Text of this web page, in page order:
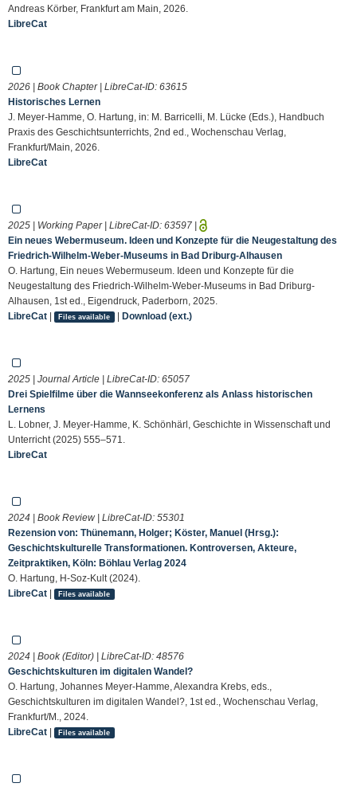
Andreas Körber, Frankfurt am Main, 2026.
LibreCat
2026 | Book Chapter | LibreCat-ID: 63615
Historisches Lernen
J. Meyer-Hamme, O. Hartung, in: M. Barricelli, M. Lücke (Eds.), Handbuch
Praxis des Geschichtsunterrichts, 2nd ed., Wochenschau Verlag,
Frankfurt/Main, 2026.
LibreCat
2025 | Working Paper | LibreCat-ID: 63597 |
Ein neues Webermuseum. Ideen und Konzepte für die Neugestaltung des
Friedrich-Wilhelm-Weber-Museums in Bad Driburg-Alhausen
O. Hartung, Ein neues Webermuseum. Ideen und Konzepte für die
Neugestaltung des Friedrich-Wilhelm-Weber-Museums in Bad Driburg-
Alhausen, 1st ed., Eigendruck, Paderborn, 2025.
LibreCat | Files available | Download (ext.)
2025 | Journal Article | LibreCat-ID: 65057
Drei Spielfilme über die Wannseekonferenz als Anlass historischen
Lernens
L. Lobner, J. Meyer-Hamme, K. Schönhärl, Geschichte in Wissenschaft und
Unterricht (2025) 555–571.
LibreCat
2024 | Book Review | LibreCat-ID: 55301
Rezension von: Thünemann, Holger; Köster, Manuel (Hrsg.):
Geschichtskulturelle Transformationen. Kontroversen, Akteure,
Zeitpraktiken, Köln: Böhlau Verlag 2024
O. Hartung, H-Soz-Kult (2024).
LibreCat | Files available
2024 | Book (Editor) | LibreCat-ID: 48576
Geschichtskulturen im digitalen Wandel?
O. Hartung, Johannes Meyer-Hamme, Alexandra Krebs, eds.,
Geschichtskulturen im digitalen Wandel?, 1st ed., Wochenschau Verlag,
Frankfurt/M., 2024.
LibreCat | Files available